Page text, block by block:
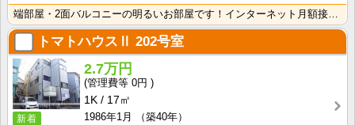
トマトハウスⅡ 202号室
新着
2.7万円
0円
1K
17㎡
1986年1月
（築40年）